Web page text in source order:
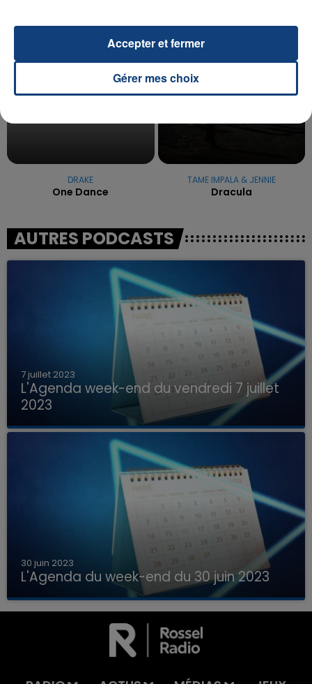
LA TEAM DE L'ÉTÉ
DRAKE
One Dance
TAME IMPALA & JENNIE
Dracula
AUTRES PODCASTS
7 juillet 2023
L'Agenda week-end du vendredi 7 juillet
2023
Que faire ce week-end dans les hauts-de-
France, la Marne et les Ardennes ?
30 juin 2023
L'Agenda du week-end du 30 juin 2023
Que faire ce week-end dans les hauts-de-
France, la Marne et les Ardennes ?
Gérer mes choix
Accepter et fermer